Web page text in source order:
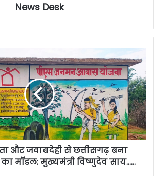
News Desk
और जवाबदेही से छत्तीसगढ़ बना
मॉडल: मुख्यमंत्री विष्णुदेव साय……